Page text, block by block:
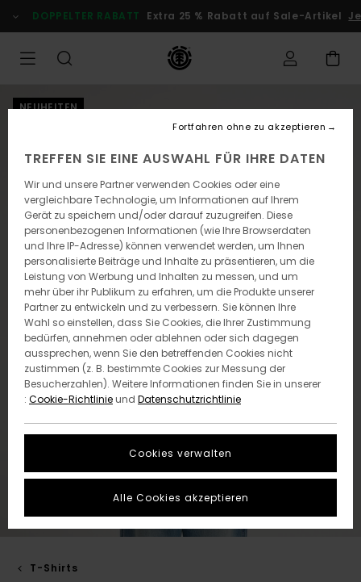
zur
Produktinformation
DOPPELTER RABATT Extra 25 % Rabatt auf Sale-Artikel
NEUHEITEN
T-Shirts
TREFFEN SIE EINE AUSWAHL FÜR IHRE DATEN
Wir und unsere Partner verwenden Cookies oder eine
vergleichbare Technologie, um Informationen auf Ihrem
Gerät zu speichern und/oder darauf zuzugreifen. Diese
personenbezogenen Informationen (wie Ihre Browserdaten
und Ihre IP-Adresse) können verwendet werden, um Ihnen
personalisierte Beiträge und Inhalte zu präsentieren, um die
Leistung von Werbung und Inhalten zu messen, und um
mehr über ihr Publikum zu erfahren, um die Produkte unserer
Partner zu entwickeln und zu verbessern. Sie können Ihre
Wahl so einstellen, dass Sie Cookies, die Ihrer Zustimmung
bedürfen, annehmen oder ablehnen oder sich dagegen
aussprechen, wenn Sie den betreffenden Cookies nicht
zustimmen (z. B. bestimmte Cookies zur Messung der
Besucherzahlen). Weitere Informationen finden Sie in unserer
: Cookie-Richtlinieund Datenschutzrichtlinie
Cookies verwalten
Fortfahren ohne zu akzeptieren
Alle Cookies akzeptieren